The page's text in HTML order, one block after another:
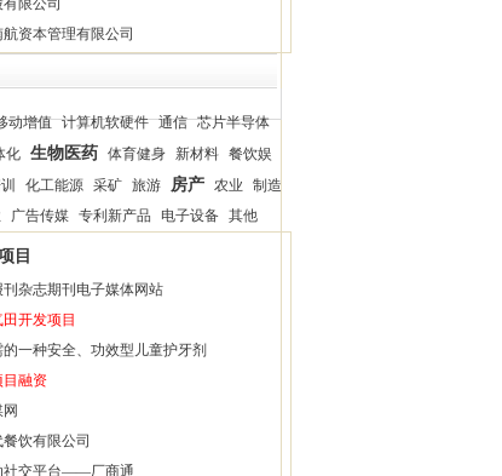
限公司
资本管理有限公司
动增值 计算机软硬件 通信 芯片半导体
化 生物医药 体育健身 新材料 餐饮娱
化工能源 采矿 旅游 房产 农业
制造
广告传媒 专利新产品 电子设备 其他
目
刊杂志期刊电子媒体网站
开发项目
的一种安全、功效型儿童护牙剂
目融资
饮有限公司
社交平台——厂商通